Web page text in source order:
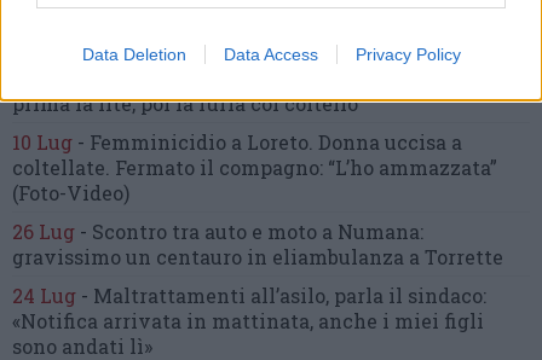
Data Deletion Data Access Privacy Policy
24 Lug-Bimbi costretti a colpirsi da solie lasciati al
orrore all’asilo, arrestate due educatrici
prima la lite, poi la furia col coltello
10 Lug - Femminicidio a Loreto. Donna uccisa a
coltellate. Fermato il compagno: “L’ho ammazzata”
(Foto-Video)
26 Lug - Scontro tra auto e moto a Numana:
gravissimo un centauro in eliambulanza a Torrette
24 Lug - Maltrattamenti all’asilo, parla il sindaco:
«Notifica arrivata in mattinata, anche i miei figli
sono andati lì»